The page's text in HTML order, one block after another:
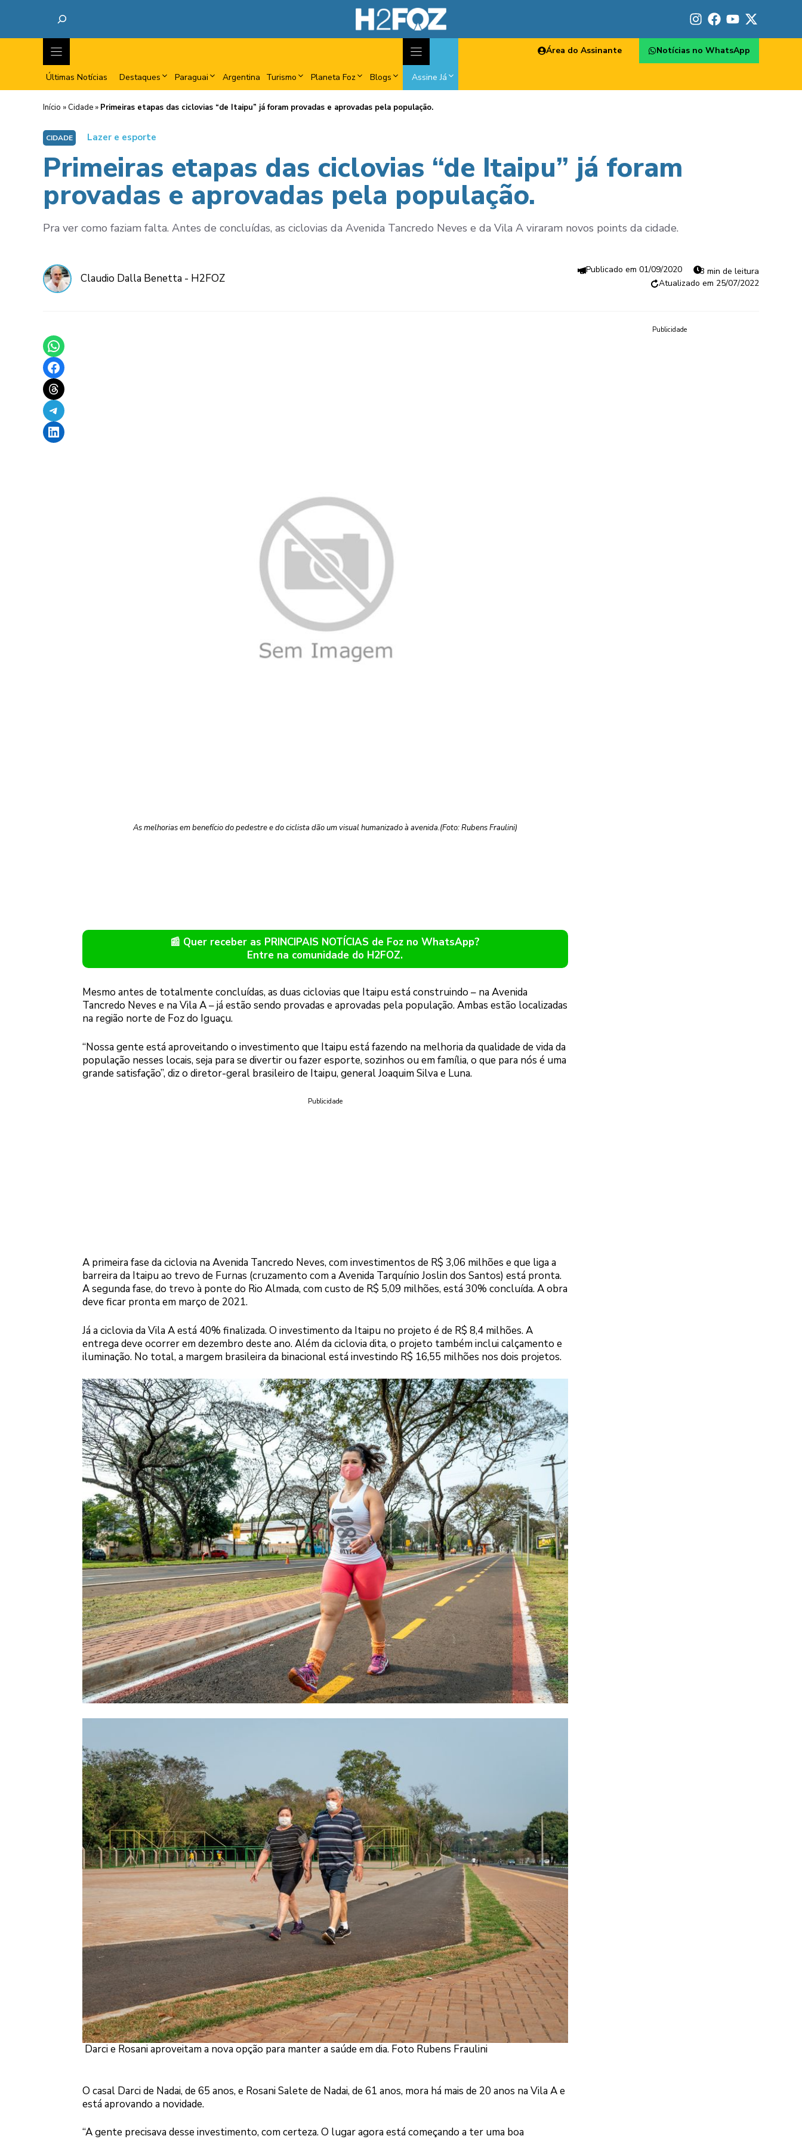
Últimas Notícias Destaques Paraguai Argentina Turismo Planeta Foz Blogs Assine Já
Área do Assinante Notícias no WhatsApp
Início » Cidade » Primeiras etapas das ciclovias “de Itaipu” já foram provadas e aprovadas pela população.
CIDADE Lazer e esporte
Primeiras etapas das ciclovias “de Itaipu” já foram
provadas e aprovadas pela população.
Pra ver como faziam falta. Antes de concluídas, as ciclovias da Avenida Tancredo Neves e da Vila A viraram novos points da cidade.
Claudio Dalla Benetta - H2FOZ
01/09/2020
3 min de leitura
25/07/2022
Share on WhatsApp
Share on Facebook
Share on Threads
Share on Telegram
Share on LinkedIn
As melhorias em benefício do pedestre e do ciclista dão um visual humanizado à avenida.(Foto: Rubens Fraulini)
📰 Quer receber as PRINCIPAIS NOTÍCIAS de Foz no WhatsApp?
Entre na comunidade do H2FOZ.
Mesmo antes de totalmente concluídas, as duas ciclovias que Itaipu está construindo – na Avenida
Tancredo Neves e na Vila A – já estão sendo provadas e aprovadas pela população. Ambas estão localizadas
na região norte de Foz do Iguaçu.
“Nossa gente está aproveitando o investimento que Itaipu está fazendo na melhoria da qualidade de vida da
população nesses locais, seja para se divertir ou fazer esporte, sozinhos ou em família, o que para nós é uma
grande satisfação”, diz o diretor-geral brasileiro de Itaipu, general Joaquim Silva e Luna.
Publicidade
A primeira fase da ciclovia na Avenida Tancredo Neves, com investimentos de R$ 3,06 milhões e que liga a
barreira da Itaipu ao trevo de Furnas (cruzamento com a Avenida Tarquínio Joslin dos Santos) está pronta.
A segunda fase, do trevo à ponte do Rio Almada, com custo de R$ 5,09 milhões, está 30% concluída. A obra
deve ficar pronta em março de 2021.
Já a ciclovia da Vila A está 40% finalizada. O investimento da Itaipu no projeto é de R$ 8,4 milhões. A
entrega deve ocorrer em dezembro deste ano. Além da ciclovia dita, o projeto também inclui calçamento e
iluminação. No total, a margem brasileira da binacional está investindo R$ 16,55 milhões nos dois projetos.
Darci e Rosani aproveitam a nova opção para manter a saúde em dia. Foto Rubens Fraulini
O casal Darci de Nadai, de 65 anos, e Rosani Salete de Nadai, de 61 anos, mora há mais de 20 anos na Vila A e
está aprovando a novidade.
“A gente precisava desse investimento, com certeza. O lugar agora está começando a ter uma boa
Publicidade